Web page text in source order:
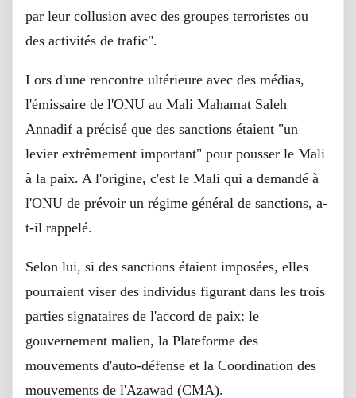
par leur collusion avec des groupes terroristes ou
des activités de trafic".
Lors d'une rencontre ultérieure avec des médias,
l'émissaire de l'ONU au Mali Mahamat Saleh
Annadif a précisé que des sanctions étaient "un
levier extrêmement important" pour pousser le Mali
à la paix. A l'origine, c'est le Mali qui a demandé à
l'ONU de prévoir un régime général de sanctions, a-
t-il rappelé.
Selon lui, si des sanctions étaient imposées, elles
pourraient viser des individus figurant dans les trois
parties signataires de l'accord de paix: le
gouvernement malien, la Plateforme des
mouvements d'auto-défense et la Coordination des
mouvements de l'Azawad (CMA).